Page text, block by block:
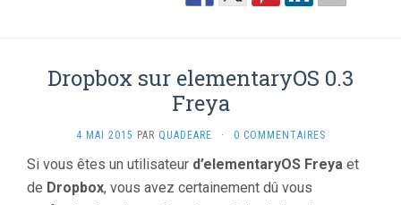
Dropbox sur elementaryOS 0.3
Freya
4 MAI 2015 PAR QUADEARE · 0 COMMENTAIRES
Si vous êtes un utilisateur d’elementaryOS Freya et
de Dropbox, vous avez certainement dû vous